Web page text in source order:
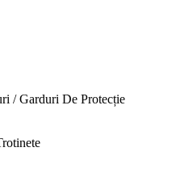
/ Garduri De Protecție